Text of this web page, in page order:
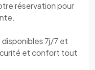
réservation pour
7j/7 et
et confort tout